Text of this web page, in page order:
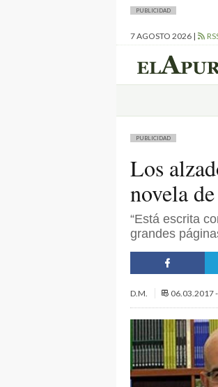
PUBLICIDAD
7 AGOSTO 2026 |
PUBLICIDAD
Los
novela
“Está escrita
grandes
D.M. 06.03.2017